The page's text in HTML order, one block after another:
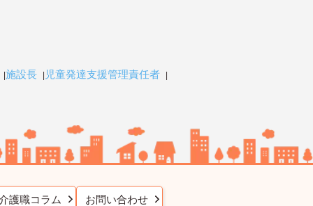
施設長 児童発達支援管理責任者
護職コラム お問い合わせ